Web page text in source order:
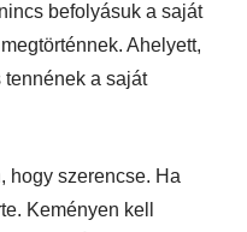
befolyásuk a saját
Ahelyett,
tennének a saját
hogy szerencse. Ha
Keményen kell